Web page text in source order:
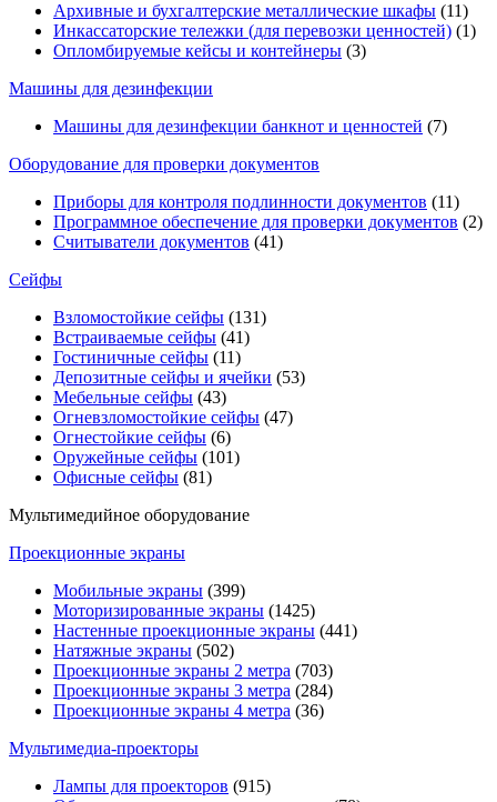
Архивные и бухгалтерские металлические шкафы (11)
Инкассаторские тележки (для перевозки ценностей) (1)
Опломбируемые кейсы и контейнеры (3)
Машины для дезинфекции
Машины для дезинфекции банкнот и ценностей (7)
Оборудование для проверки документов
Приборы для контроля подлинности документов (11)
Программное обеспечение для проверки документов (2)
Считыватели документов (41)
Сейфы
Взломостойкие сейфы (131)
Встраиваемые сейфы (41)
Гостиничные сейфы (11)
Депозитные сейфы и ячейки (53)
Мебельные сейфы (43)
Огневзломостойкие сейфы (47)
Огнестойкие сейфы (6)
Оружейные сейфы (101)
Офисные сейфы (81)
Мультимедийное оборудование
Проекционные экраны
Мобильные экраны (399)
Моторизированные экраны (1425)
Настенные проекционные экраны (441)
Натяжные экраны (502)
Проекционные экраны 2 метра (703)
Проекционные экраны 3 метра (284)
Проекционные экраны 4 метра (36)
Мультимедиa-проекторы
Лампы для проекторов (915)